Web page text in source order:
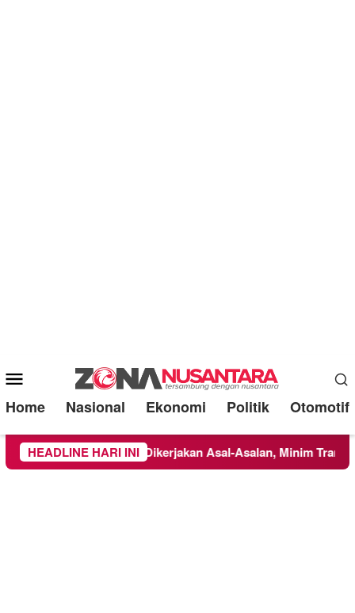
Mobile
Menu
Home Nasional Ekonomi Politik Otomotif
HEADLINE HARI INI
Disorot: Dikerjakan Asal-Asalan, Minim